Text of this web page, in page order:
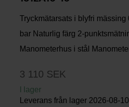
Tryckmätarsats i blyfri mässing
bar Naturlig färg 2-
Manometerhus i stål
3 110 SEK
I lager
Leverans från lager 2026-08-10